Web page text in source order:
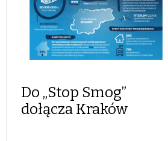
Do „Stop Smog”
dołącza Kraków